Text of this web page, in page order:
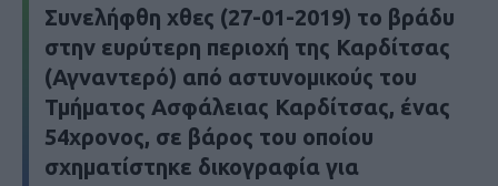
Συνελήφθη χθες (27-01-2019) το βράδυ
στην ευρύτερη περιοχή της Καρδίτσας
(Αγναντερό) από αστυνομικούς του
Τμήματος Ασφάλειας Καρδίτσας, ένας
54χρονος, σε βάρος του οποίου
σχηματίστηκε δικογραφία για